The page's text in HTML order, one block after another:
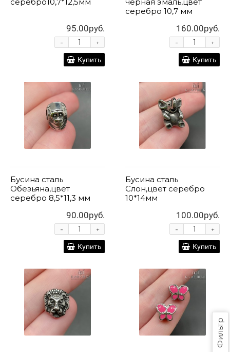
Фильтр
95.00руб.
+
-
Купить
серебро 10,7 мм
160.00руб.
+
-
Купить
Бусина сталь
Обезьяна,цвет
серебро 8,5*11,3 мм
90.00руб.
+
-
Купить
Бусина сталь
Слон,цвет серебро
10*14мм
100.00руб.
+
-
Купить